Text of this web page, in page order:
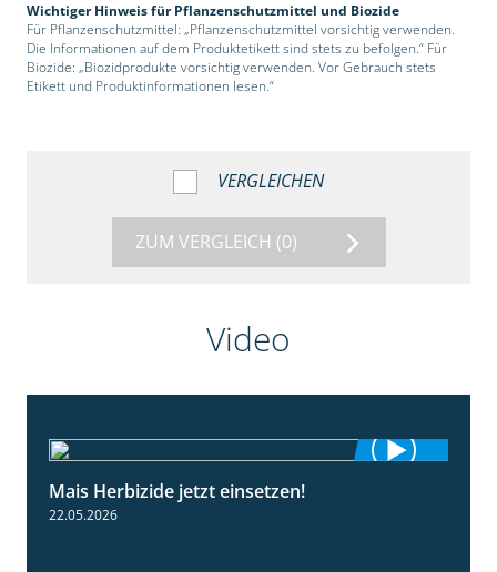
Wichtiger Hinweis für Pflanzenschutzmittel und Biozide
Für Pflanzenschutzmittel: „Pflanzenschutzmittel vorsichtig verwenden.
Die Informationen auf dem Produktetikett sind stets zu befolgen.“ Für
Biozide: „Biozidprodukte vorsichtig verwenden. Vor Gebrauch stets
Etikett und Produktinformationen lesen.“
VERGLEICHEN
ZUM VERGLEICH (0)
Video
Mais Herbizide jetzt einsetzen!
22.05.2026